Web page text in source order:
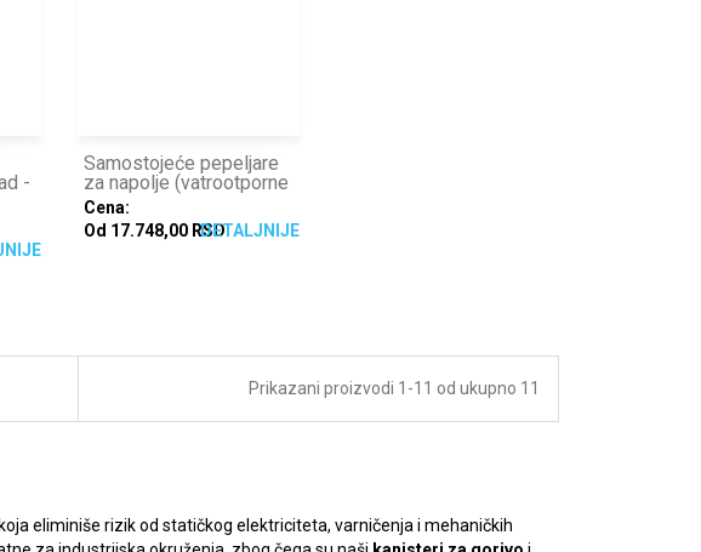
-
Samostojeće pepeljare
za napolje (vatrootporne
Cena:
Od 17.748,00 RSDDETALJNIJE
Prikazani proizvodi 1-11 od ukupno 11
eliminiše rizik od statičkog elektriciteta, varničenja i mehaničkih